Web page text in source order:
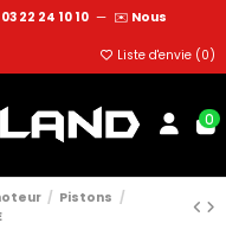
22 24 10 10 — ✉️ Nous
Liste d'envie (0)
0
Pistons